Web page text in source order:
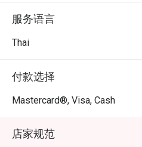
充满活力的美食巡礼。这不仅
式体验，在最地道的泰式热情
的曼谷街巷。
🍽️ 精选推荐
・冬阴功汤 | 经典的泰式酸辣
柠檬草与南姜的浓郁香气。
芳的绿咖喱中慢火炖煮。
・泰式炒河粉 | Q 弹的米线与
服务语言
Thai
付款选择
Mastercard®, Visa, Cash
店家规范